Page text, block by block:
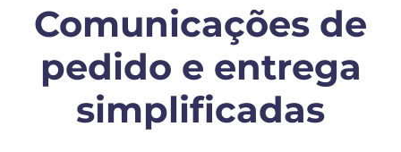
Comunicações de
pedido e entrega
simplificadas